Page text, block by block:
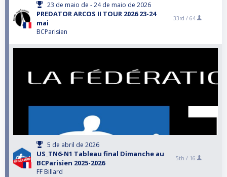
23 de maio de - 24 de maio de 2026
PREDATOR ARCOS II TOUR 2026 23-24
mai
BCParisien
33rd / 64
5 de abril de 2026
US_TN6-N1 Tableau final Dimanche au
BCParisien 2025-2026
FF Billard
5th / 16